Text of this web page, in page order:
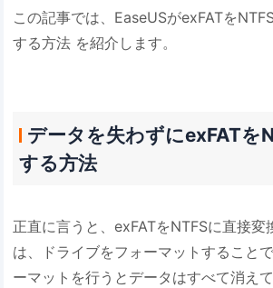
この記事では、EaseUSがexFATを
する方法 を紹介します。
データを失わずにexFATを
する方法
正直に言うと、exFATをNTFSに直接変
は、ドライブをフォーマットすること
ーマットを行うとデータはすべて消え